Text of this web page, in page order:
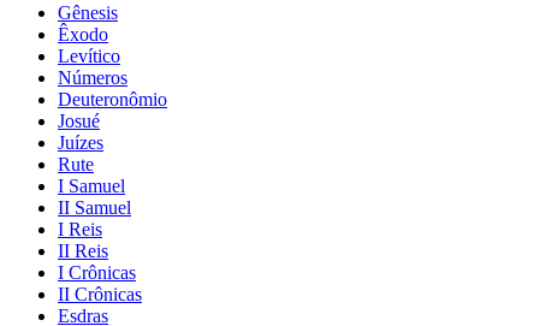
Gênesis
Êxodo
Levítico
Números
Deuteronômio
Josué
Juízes
Rute
I Samuel
II Samuel
I Reis
II Reis
I Crônicas
II Crônicas
Esdras